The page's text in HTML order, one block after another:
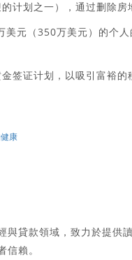
计划之一），通过删除房
元（350万美元）的个
签证计划，以吸引富裕
康
與貸款領域，致力於提供
賴。